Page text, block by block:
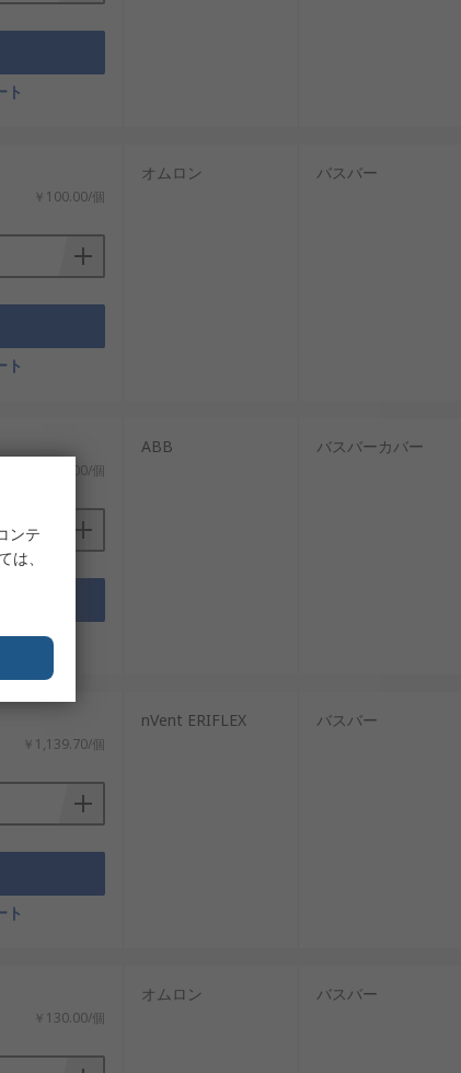
ト
￥100.00/個
ト
オムロン バスバー
￥298.00/個
ト
ABB バスバーカバー
￥1,139.70/個
ト
nVent ERIFLEX バスバー
￥130.00/個
オムロン バスバー
ンテ
、